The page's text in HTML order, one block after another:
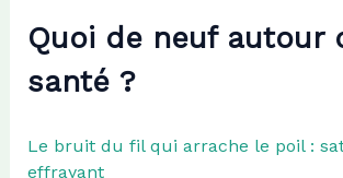
Quoi de neuf autour
santé ?
Le bruit du fil qui arrache le poil :
effrayant